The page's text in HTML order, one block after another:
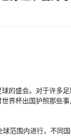
的盛会。对于许多
界杯出国护照那些事
范围内进行，不同